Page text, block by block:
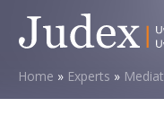
Home » Experts »